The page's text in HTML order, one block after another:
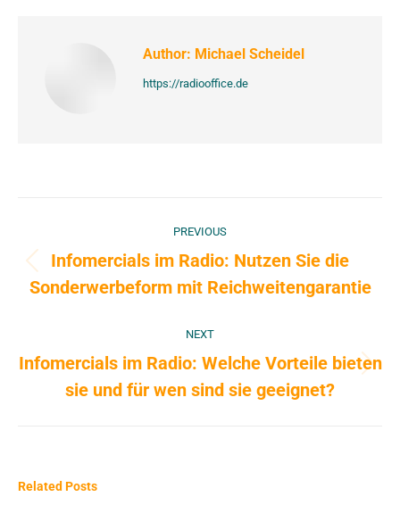
Author: Michael Scheidel
https://radiooffice.de
navigation
PREVIOUS
Previous
post:
Infomercials im Radio: Nutzen Sie die
Sonderwerbeform mit Reichweitengarantie
NEXT
Next
post:
Infomercials im Radio: Welche Vorteile bieten
sie und für wen sind sie geeignet?
Related Posts